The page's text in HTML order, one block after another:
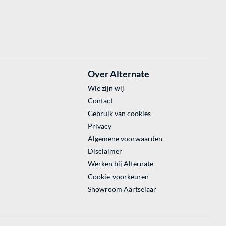
Over Alternate
Wie zijn wij
Contact
Gebruik van cookies
Privacy
Algemene voorwaarden
Disclaimer
Werken bij Alternate
Cookie-voorkeuren
Showroom Aartselaar